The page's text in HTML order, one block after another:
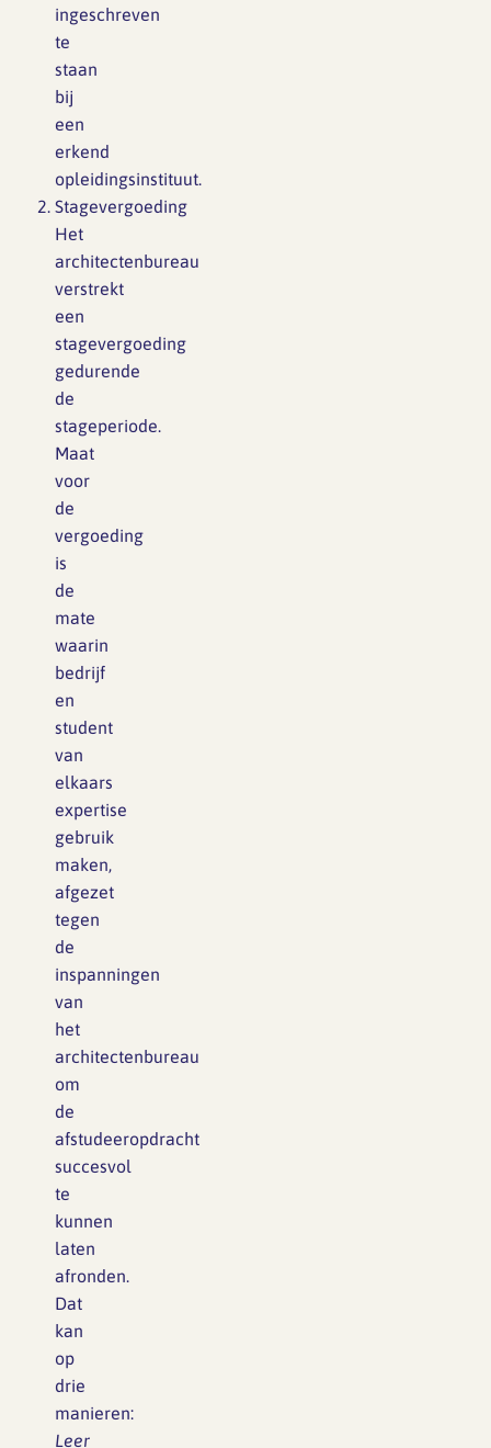
ingeschreven
te
staan
bij
een
erkend
opleidingsinstituut.
Stagevergoeding
Het
architectenbureau
verstrekt
een
stagevergoeding
gedurende
de
stageperiode.
Maat
voor
de
vergoeding
is
de
mate
waarin
bedrijf
en
student
van
elkaars
expertise
gebruik
maken,
afgezet
tegen
de
inspanningen
van
het
architectenbureau
om
de
afstudeeropdracht
succesvol
te
kunnen
laten
afronden.
Dat
kan
op
drie
manieren:
Leer